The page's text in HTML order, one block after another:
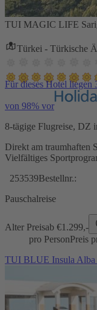
TUI MAGIC LIFE
Türkei - Türkische
Für dieses Hotel
von 98% vor
8-tägige Flugreise, DZ
Direkt am traumhaften
Vielfältiges
253539Bestellnr.:
Pauschalreise
Alter Preisab €1.299,-
pro PersonPreis
TUI BLUE Insula